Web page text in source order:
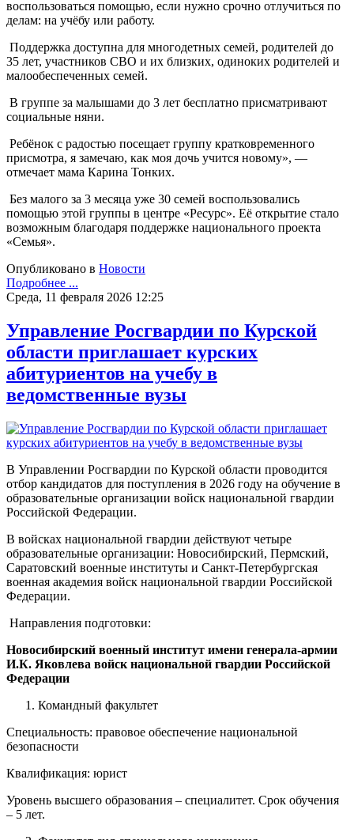
воспользоваться помощью, если нужно срочно отлучиться по
делам: на учёбу или работу.
Поддержка доступна для многодетных семей, родителей до
35 лет, участников СВО и их близких, одиноких родителей и
малообеспеченных семей.
В группе за малышами до 3 лет бесплатно присматривают
социальные няни.
Ребёнок с радостью посещает группу кратковременного
присмотра, я замечаю, как моя дочь учится новому», —
отмечает мама Карина Тонких.
Без малого за 3 месяца уже 30 семей воспользовались
помощью этой группы в центре «Ресурс». Её открытие стало
возможным благодаря поддержке национального проекта
«Семья».
Опубликовано в Новости
Подробнее ...
Среда, 11 февраля 2026 12:25
Управление Росгвардии по Курской
области приглашает курских
абитуриентов на учебу в
ведомственные вузы
В Управлении Росгвардии по Курской области проводится
отбор кандидатов для поступления в 2026 году на обучение в
образовательные организации войск национальной гвардии
Российской Федерации.
В войсках национальной гвардии действуют четыре
образовательные организации: Новосибирский, Пермский,
Саратовский военные институты и Санкт-Петербургская
военная академия войск национальной гвардии Российской
Федерации.
Направления подготовки:
Новосибирский военный институт имени генерала-армии
И.К. Яковлева войск национальной гвардии Российской
Федерации
Командный факультет
Специальность: правовое обеспечение национальной
безопасности
Квалификация: юрист
Уровень высшего образования – специалитет. Срок обучения
– 5 лет.